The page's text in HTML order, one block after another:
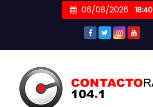
06/08/2026 18:40